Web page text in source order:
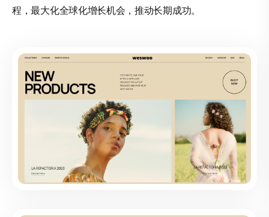
程，最大化全球化增长机会，推动长期成功。